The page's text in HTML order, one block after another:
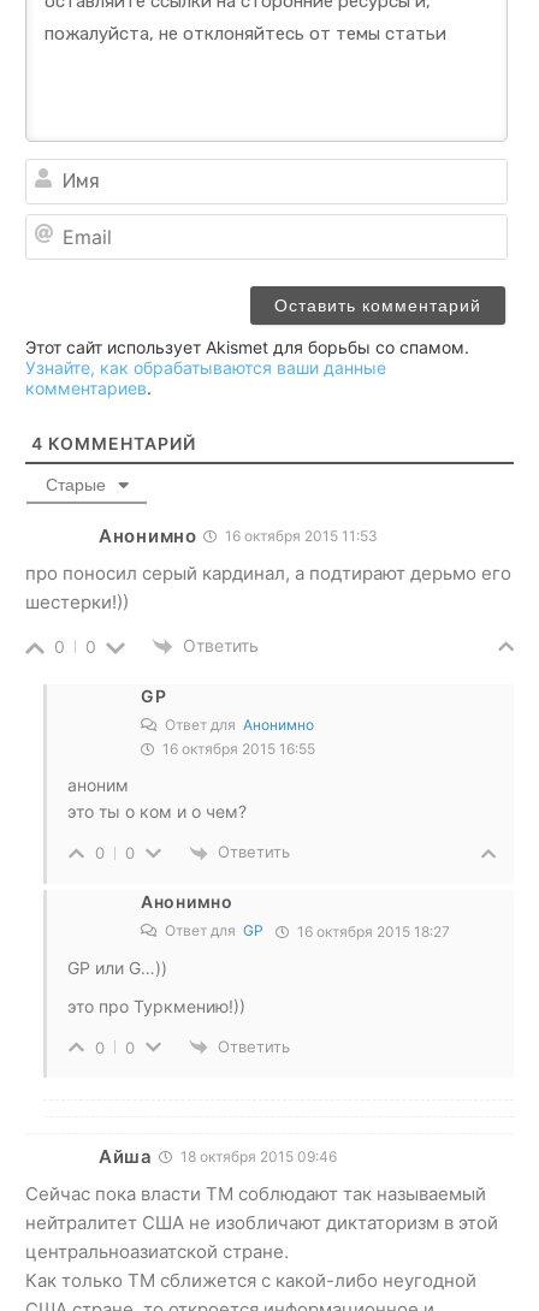
Этот сайт использует Akismet для борьбы со спамом.
Узнайте, как обрабатываются ваши данные
комментариев.
4 КОММЕНТАРИЙ
Старые
Анонимно 16 октября 2015 11:53
про поносил серый кардинал, а подтирают дерьмо его
шестерки!))
0 0 Ответить
GP
Ответ для Анонимно
16 октября 2015 16:55
аноним
это ты о ком и о чем?
0 0 Ответить
Анонимно
Ответ для GP 16 октября 2015 18:27
GP или G…))
это про Туркмению!))
0 0 Ответить
Айша 18 октября 2015 09:46
Сейчас пока власти ТМ соблюдают так называемый
нейтралитет США не изобличают диктаторизм в этой
центральноазиатской стране.
Как только ТМ сближется с какой-либо неугодной